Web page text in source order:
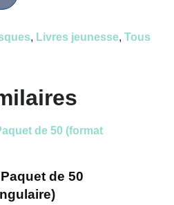
, Livres jeunesse, Tous
de 50